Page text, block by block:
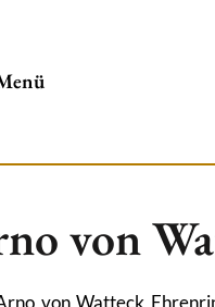
von
von Watteck